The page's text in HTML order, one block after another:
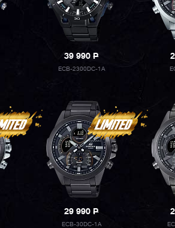
39 990P
ECB-2300DC-1A
29 990P
ECB-30DC-1A